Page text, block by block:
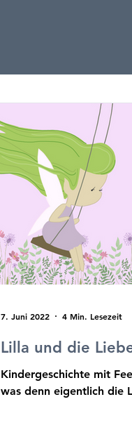
Lilla und die
Kindergeschichte mit
was denn eigentlich die
7. Juni 2022 4 Min. Lesezeit